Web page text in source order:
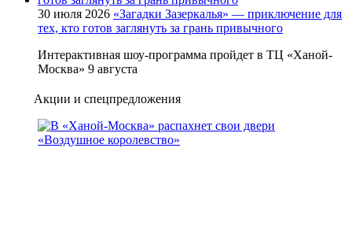
30 июля 2026 «Загадки Зазеркалья» — приключение для
тех, кто готов заглянуть за грань привычного
Интерактивная шоу-программа пройдет в ТЦ «Ханой-
Москва» 9 августа
Акции и спецпредложения